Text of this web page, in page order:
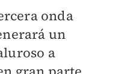
onda
un
a